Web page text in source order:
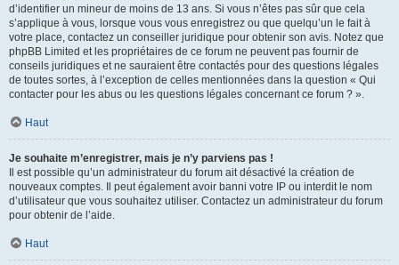
d’identifier un mineur de moins de 13 ans. Si vous n’êtes pas sûr que cela
s’applique à vous, lorsque vous vous enregistrez ou que quelqu’un le fait à
votre place, contactez un conseiller juridique pour obtenir son avis. Notez que
phpBB Limited et les propriétaires de ce forum ne peuvent pas fournir de
conseils juridiques et ne sauraient être contactés pour des questions légales
de toutes sortes, à l’exception de celles mentionnées dans la question « Qui
contacter pour les abus ou les questions légales concernant ce forum ? ».
Haut
Je souhaite m’enregistrer, mais je n’y parviens pas !
Il est possible qu’un administrateur du forum ait désactivé la création de
nouveaux comptes. Il peut également avoir banni votre IP ou interdit le nom
d’utilisateur que vous souhaitez utiliser. Contactez un administrateur du forum
pour obtenir de l’aide.
Haut